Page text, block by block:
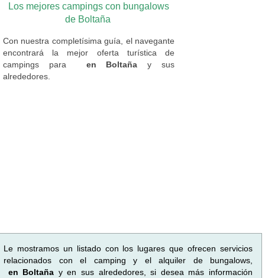
Los mejores campings con bungalows
de Boltaña
Con nuestra completísima guía, el navegante
encontrará la mejor oferta turística de
campings para en Boltaña y sus
alrededores.
Le mostramos un listado con los lugares que ofrecen servicios
relacionados con el camping y el alquiler de bungalows,
en Boltaña y en sus alrededores, si desea más información